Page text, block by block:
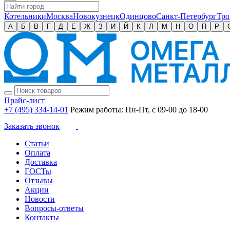
КотельникиМоскваНовокузнецкОдинцовоСанкт-Петербург
А Б В Г Д Е Ж З И Й К Л М Н О П Р
Прайс-лист
+7 (495) 334-14-01 Режим работы: Пн-Пт, с 09-00 до 18-00
Заказать звонок
Статьи
Оплата
Доставка
ГОСТы
Отзывы
Акции
Новости
Вопросы-ответы
Контакты